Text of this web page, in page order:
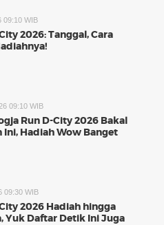
09:10 WIB
2026: Tanggal, Cara
09:10 WIB
Run D-City 2026 Bakal
Ini, Hadiah Wow Banget
09:30 WIB
2026 Hadiah hingga
Yuk Daftar Detik Ini Juga